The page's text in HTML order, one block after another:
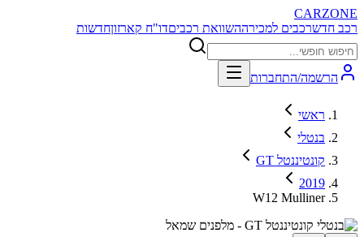
CARZONE
רכב חדשרכבים למכירההשוואת רכביםדו"ח קארזוןחדשות
הרשמה/התחברות
ראשי
בנטלי
קונטיננטל GT
2019
W12 Mulliner